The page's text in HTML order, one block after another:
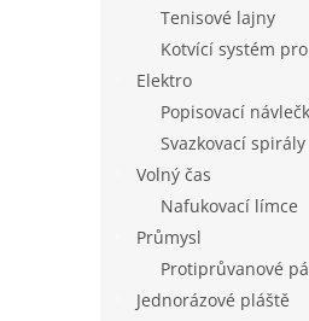
Tenisové lajny
Kotvící systém
Elektro
Popisovací
Svazkovací spirály
Volný čas
Nafukovací límce
Průmysl
Protiprůvanové
Jednorázové pláště